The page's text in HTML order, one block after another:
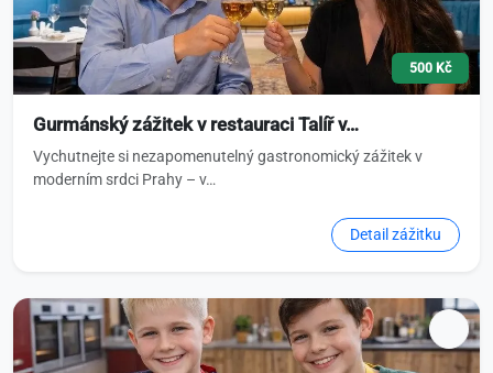
500 Kč
Gurmánský zážitek v restauraci Talíř v…
Vychutnejte si nezapomenutelný gastronomický zážitek v
moderním srdci Prahy – v…
Detail zážitku